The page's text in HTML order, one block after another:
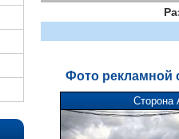
Фото рекламной
Сторона